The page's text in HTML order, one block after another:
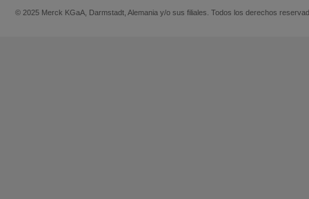
© 2025 Merck KGaA, Darmstadt, Alemania y/o sus filiales. Todos los derechos